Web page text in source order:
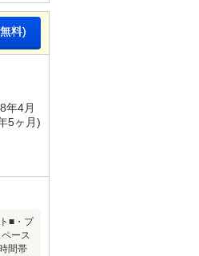
料)
年4月
5ヶ月)
■・プ
ース
間帯